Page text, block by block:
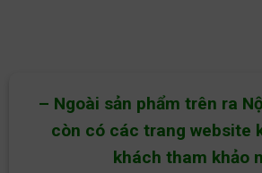
– Ngoài sản phẩm trên ra
còn có các trang website
khách tham khảo